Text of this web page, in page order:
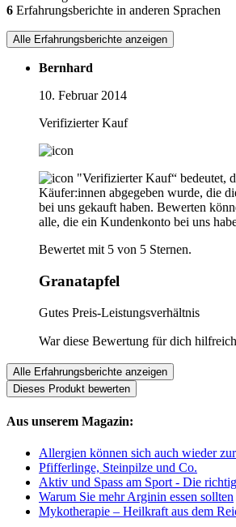
6 Erfahrungsberichte in anderen Sprachen
Alle Erfahrungsberichte anzeigen
Bernhard
10. Februar 2014
Verifizierter Kauf
"Verifizierter Kauf“ bedeutet,
Käufer:innen abgegeben wurde, die
bei uns gekauft haben. Bewerten
alle, die ein Kundenkonto bei uns
Bewertet mit 5 von 5 Sternen.
Granatapfel
Gutes Preis-Leistungsverhältnis
War diese Bewertung für dich
Alle Erfahrungsberichte anzeigen
Dieses Produkt bewerten
Aus unserem Magazin:
Allergien können sich auch wieder
Pfifferlinge, Steinpilze und Co.
Aktiv und Spass am Sport - Die
Warum Sie mehr Arginin essen sollten
Mykotherapie – Heilkraft aus dem